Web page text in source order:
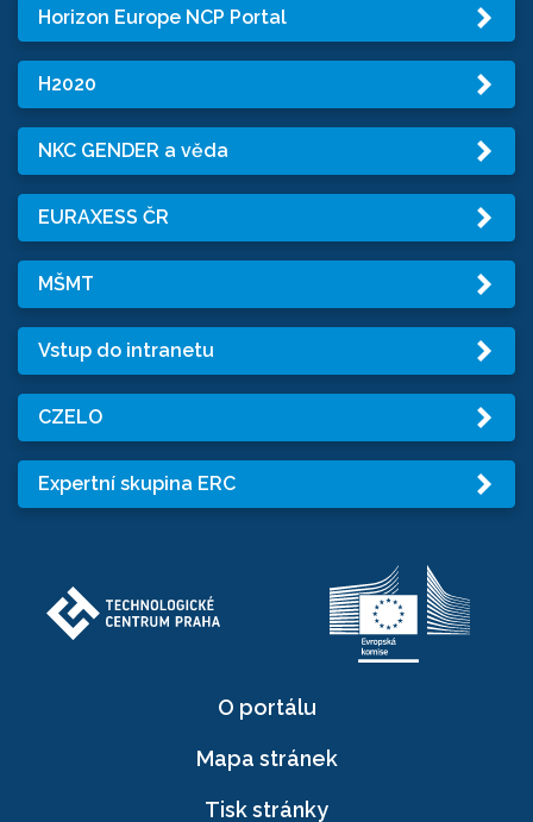
Horizon Europe NCP Portal
H2020
NKC GENDER a věda
EURAXESS ČR
MŠMT
Vstup do intranetu
CZELO
Expertní skupina ERC
O portálu
Mapa stránek
Tisk stránky